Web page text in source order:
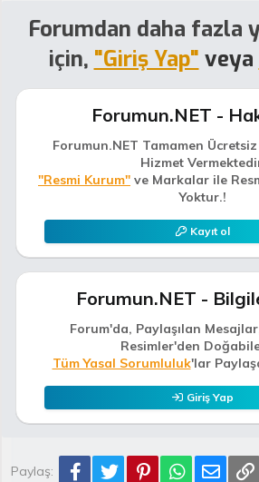
Forumdan daha fazla
için, "Giriş Yap" veya
Forumun.NET -
Forumun.NET Tamamen Ücretsiz
Hizmet
"Resmi Kurum" ve Markalar ile
Yoktur.!
Kayıt ol
Forumun.NET -
Forum'da, Paylaşılan
Resimler'den
Tüm Yasal Sorumluluk'lar
Giriş Yap
Paylaş: Facebook
Twitter PinterestWhatsApp
E-